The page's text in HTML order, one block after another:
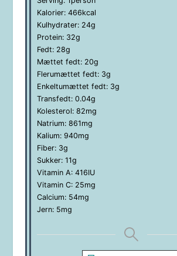
Kalorier: 466kcal
Kulhydrater: 24g
Protein: 32g
Fedt: 28g
Mættet fedt: 20g
Flerumættet fedt: 3g
Enkeltumættet fedt: 3g
Transfedt: 0.04g
Kolesterol: 82mg
Natrium: 861mg
Kalium: 940mg
Fiber: 3g
Sukker: 11g
Vitamin A: 416IU
Vitamin C: 25mg
Calcium: 54mg
Jern: 5mg